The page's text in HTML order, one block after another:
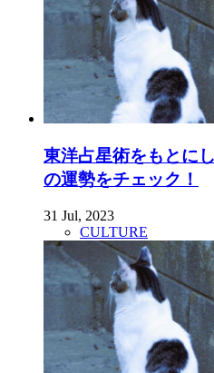
東洋占星術をもとに
の運勢をチェック！
31 Jul, 2023
CULTURE